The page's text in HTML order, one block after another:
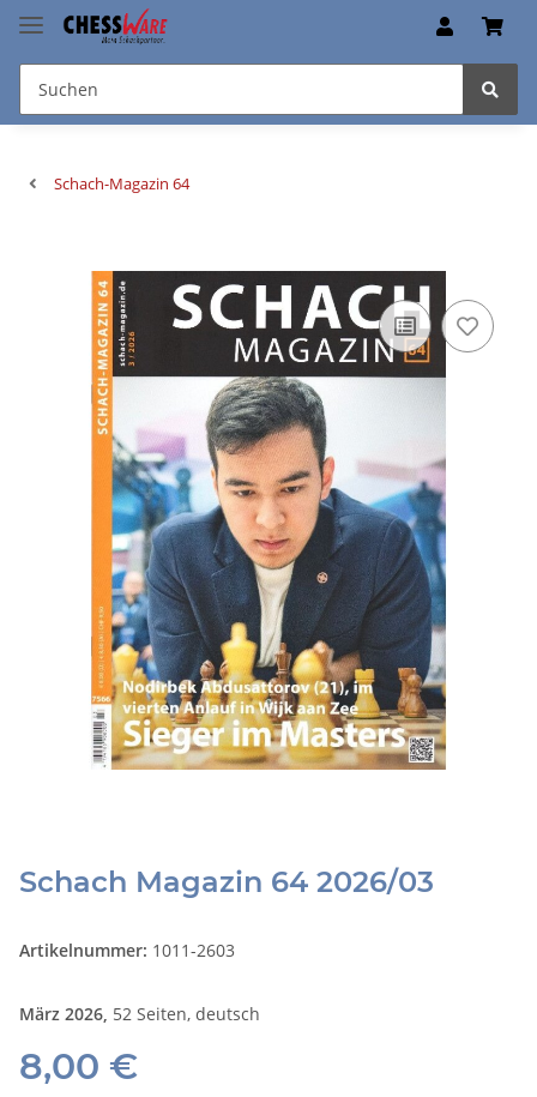
Schach-Magazin 64
Schach Magazin 64 2026/03
Artikelnummer: 1011-2603
März 2026, 52 Seiten, deutsch
8,00 €